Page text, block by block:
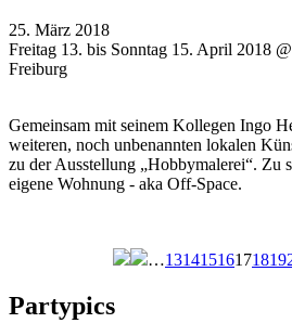
25. März 2018
Freitag 13. bis Sonntag 15. April 2018
Freiburg
Gemeinsam mit seinem Kollegen Ingo
weiteren, noch unbenannten lokalen
zu der Ausstellung „Hobbymalerei“. Zu
eigene Wohnung - aka Off-Space.
…13141516171819
Partypics